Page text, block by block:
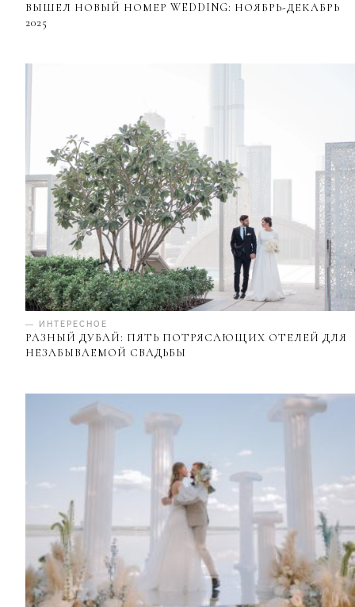
ВЫШЕЛ НОВЫЙ НОМЕР WEDDING: НОЯБРЬ-ДЕКАБРЬ
2025
— ИНТЕРЕСНОЕ
РАЗНЫЙ ДУБАЙ: ПЯТЬ ПОТРЯСАЮЩИХ ОТЕЛЕЙ ДЛЯ
НЕЗАБЫВАЕМОЙ СВАДЬБЫ